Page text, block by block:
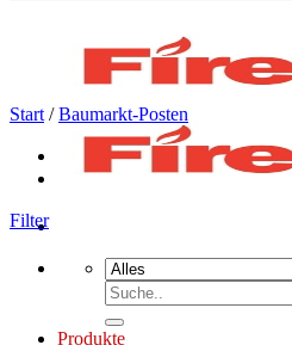
Suchen
nach:
Produkte
Start / Baumarkt-Posten
Filter